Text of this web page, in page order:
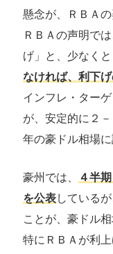
懸念が、ＲＢＡ
ＲＢＡの声明で
げ」と、少なく
なければ、利下げ
インフレ・ター
が、安定的に２
年の豪ドル相場
豪州では、
４半
を公表している
ことが、豪ドル
特にＲＢＡが利